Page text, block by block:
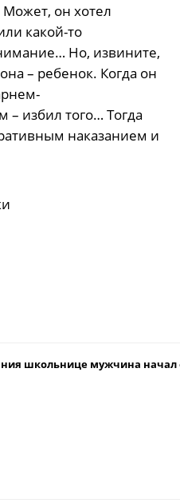
Может, он хотел
какой-то
Но, извините,
– ребенок. Когда он
– избил того… Тогда
наказанием и
школьнице мужчина начал